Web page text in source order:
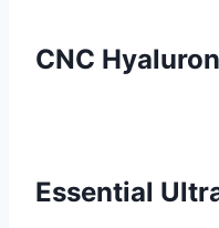
CNC
Essential